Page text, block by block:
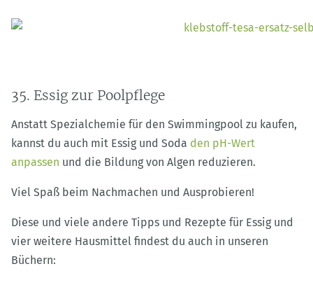
35. Essig zur Poolpflege
Anstatt Spezialchemie für den Swimmingpool zu kaufen,
kannst du auch mit Essig und Soda den pH-Wert
anpassen und die Bildung von Algen reduzieren.
Viel Spaß beim Nachmachen und Ausprobieren!
Diese und viele andere Tipps und Rezepte für Essig und
vier weitere Hausmittel findest du auch in unseren
Büchern: